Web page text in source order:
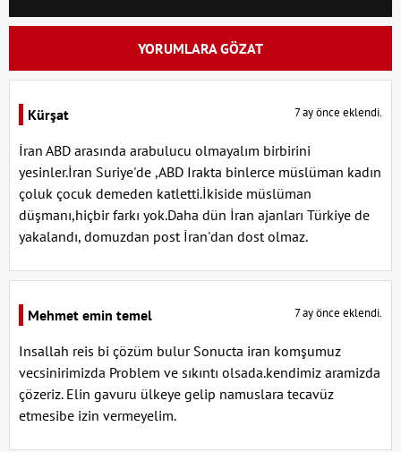
YORUMLARA GÖZAT
Kürşat 7 ay önce eklendi.
İran ABD arasında arabulucu olmayalım birbirini
yesinler.İran Suriye'de ,ABD Irakta binlerce müslüman kadın
çoluk çocuk demeden katletti.İkiside müslüman
düşmanı,hiçbir farkı yok.Daha dün İran ajanları Türkiye de
yakalandı, domuzdan post İran'dan dost olmaz.
Mehmet emin temel 7 ay önce eklendi.
Insallah reis bi çözüm bulur Sonucta iran komşumuz
vecsinirimizda Problem ve sıkıntı olsada.kendimiz aramizda
çözeriz. Elin gavuru ülkeye gelip namuslara tecavüz
etmesibe izin vermeyelim.